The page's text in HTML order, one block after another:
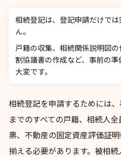
相続登記は、登記申請だけで
ん。
戸籍の収集、相続関係説明図
割協議書の作成など、事前の
大変です。
相続登記を申請するためには
までのすべての戸籍、相続人
票、不動産の固定資産評価証
揃える必要があります。被相